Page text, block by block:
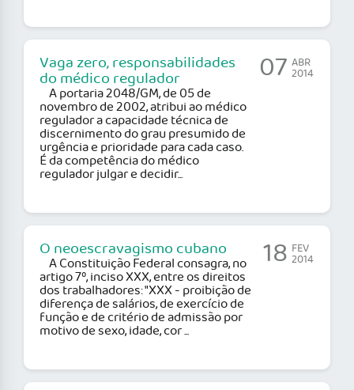
Vaga zero, responsabilidades
do médico regulador
A portaria 2048/GM, de 05 de
novembro de 2002, atribui ao médico
regulador a capacidade técnica de
discernimento do grau presumido de
urgência e prioridade para cada caso.
É da competência do médico
regulador julgar e decidir...
07 ABR
2014
O neoescravagismo cubano
A Constituição Federal consagra, no
artigo 7º, inciso XXX, entre os direitos
dos trabalhadores: "XXX - proibição de
diferença de salários, de exercício de
função e de critério de admissão por
motivo de sexo, idade, cor ...
18 FEV
2014